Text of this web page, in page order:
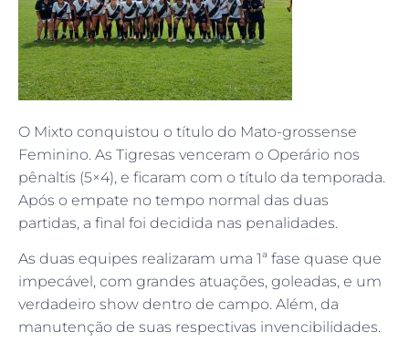
O Mixto conquistou o título do Mato-grossense
Feminino. As Tigresas venceram o Operário nos
pênaltis (5×4), e ficaram com o título da temporada.
Após o empate no tempo normal das duas
partidas, a final foi decidida nas penalidades.
As duas equipes realizaram uma 1ª fase quase que
impecável, com grandes atuações, goleadas, e um
verdadeiro show dentro de campo. Além, da
manutenção de suas respectivas invencibilidades.